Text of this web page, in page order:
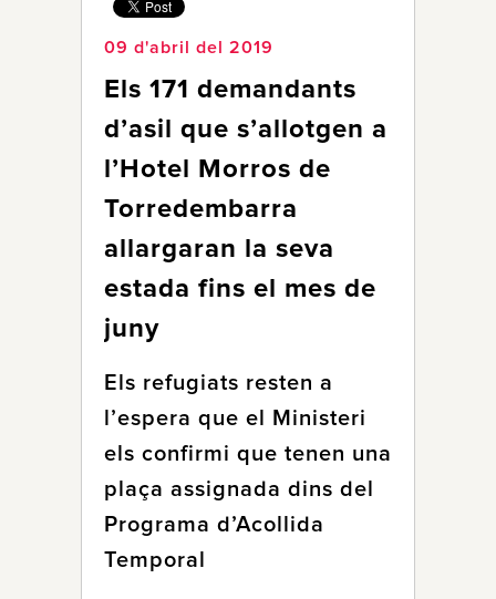
09 d'abril del 2019
Els 171 demandants
d’asil que s’allotgen a
l’Hotel Morros de
Torredembarra
allargaran la seva
estada fins el mes de
juny
Els refugiats resten a
l’espera que el Ministeri
els confirmi que tenen una
plaça assignada dins del
Programa d’Acollida
Temporal